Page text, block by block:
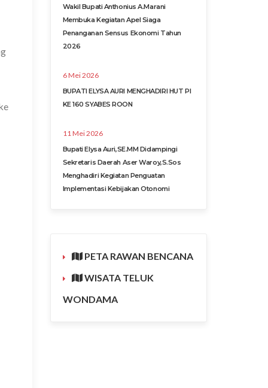
Wakil Bupati Anthonius A.Marani
Membuka Kegiatan Apel Siaga
Penanganan Sensus Ekonomi Tahun
2026
6 Mei 2026
BUPATI ELYSA AURI MENGHADIRI HUT PI
KE 160 SYABES ROON
11 Mei 2026
Bupati Elysa Auri,SE.MM Didampingi
Sekretaris Daerah Aser Waroy,S.Sos
Menghadiri Kegiatan Penguatan
Implementasi Kebijakan Otonomi
PETA RAWAN BENCANA
WISATA TELUK
WONDAMA